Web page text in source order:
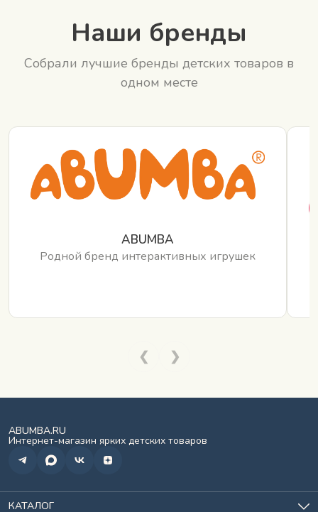
Наши бренды
Собрали лучшие бренды детских товаров в
одном месте
ABUMBA
Родной бренд интерактивных игрушек
❮ ❯
ABUMBA.RU
Интернет-магазин ярких детских товаров
КАТАЛОГ